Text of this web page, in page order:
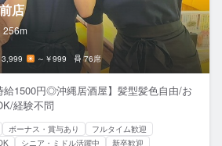
店
256m
3,999 ～￥999 76席
1500円◎沖縄居酒屋】髪型髪色自由/お
経験不問
ボーナス・賞与あり
フルタイム歓迎
シニア・ミドル活躍中 新卒歓迎